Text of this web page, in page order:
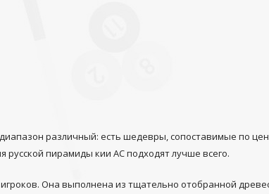
различный: есть шедевры, сопоставимые по
пирамиды кии АС подходят лучше всего.
Она выполнена из тщательно отобранной